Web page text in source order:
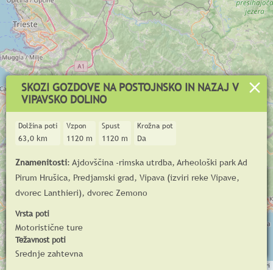
contributors, Tiles © Esri — Source: Esri
Asfalt
Makadam
0 10
0
500
SKOZI GOZDOVE NA POSTOJNSKO IN NAZAJ V
VIPAVSKO DOLINO
Dolžina poti
63,0 km
Vzpon
1120 m
Spust
1120 m
Krožna pot
Da
Znamenitosti: Ajdovščina -rimska utrdba, Arheološki park Ad
Pirum Hrušica, Predjamski grad, Vipava (izviri reke Vipave,
dvorec Lanthieri), dvorec Zemono
Vrsta poti
Motoristične ture
Težavnost poti
Srednje zahtevna